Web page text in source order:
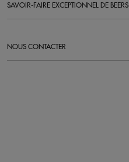
SAVOIR-FAIRE EXCEPTIONNEL DE BEERS
NOUS CONTACTER